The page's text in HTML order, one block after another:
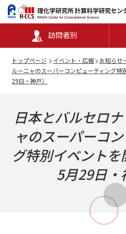
訪問者別
トップページ イベント・広報 お知らせ
ルーニャのスーパーコンピューティング特
29日・神戸）
日本とバルセロ
ャのスーパーコ
グ特別イベント
5月29日・